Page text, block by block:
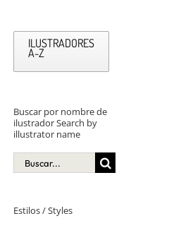
ILUSTRADORES
A-Z
Buscar por nombre de
ilustrador Search by
illustrator name
Buscar:
Estilos / Styles